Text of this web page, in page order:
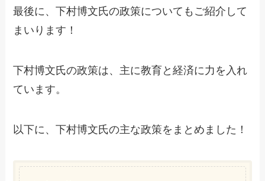
最後に、下村博文氏の政策についてもご紹介して
まいります！
下村博文氏の政策は、主に教育と経済に力を入れ
ています。
以下に、下村博文氏の主な政策をまとめました！